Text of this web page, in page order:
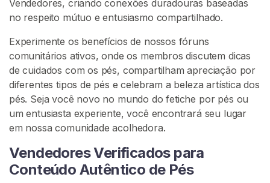
Vendedores, criando conexões duradouras baseadas
no respeito mútuo e entusiasmo compartilhado.
Experimente os benefícios de nossos fóruns
comunitários ativos, onde os membros discutem dicas
de cuidados com os pés, compartilham apreciação por
diferentes tipos de pés e celebram a beleza artística dos
pés. Seja você novo no mundo do fetiche por pés ou
um entusiasta experiente, você encontrará seu lugar
em nossa comunidade acolhedora.
Vendedores Verificados para
Conteúdo Autêntico de Pés
e
t
P
i
c
s
V
e
n
d
e
r